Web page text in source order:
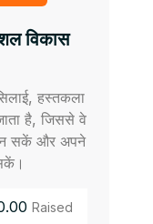
विकास
हस्तकला
है, जिससे वे
बन सकें और अपने
Raised